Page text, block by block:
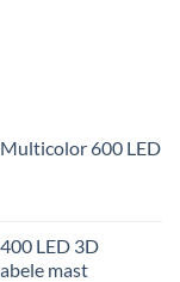
600 LED
LED 3D
mast